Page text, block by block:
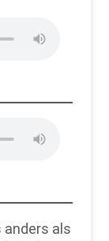
anders als